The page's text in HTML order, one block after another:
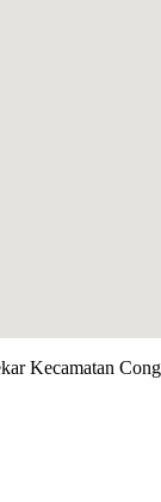
Kecamatan